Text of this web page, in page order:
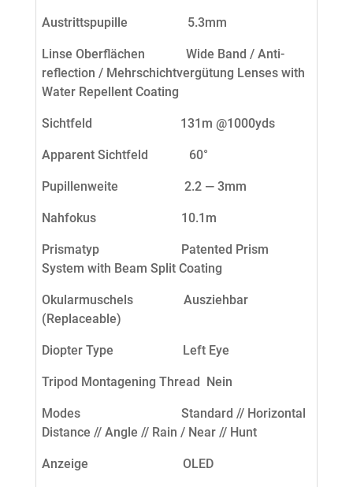
Austrittspupille 5.3mm
Linse Oberflächen Wide Band / Anti-
reflection / Mehrschichtvergütung Lenses with
Water Repellent Coating
Sichtfeld 131m @1000yds
Apparent Sichtfeld 60°
Pupillenweite 2.2 — 3mm
Nahfokus 10.1m
Prismatyp Patented Prism
System with Beam Split Coating
Okularmuschels Ausziehbar
(Replaceable)
Diopter Type Left Eye
Tripod Montagening Thread Nein
Modes Standard // Horizontal
Distance // Angle // Rain / Near // Hunt
Anzeige OLED